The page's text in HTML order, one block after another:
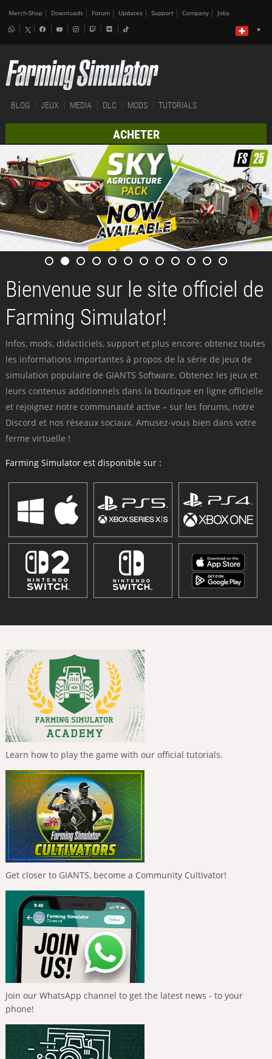
Merch-Shop Downloads Forum Updates Support Company Jobs
BLOG JEUX MEDIA DLC MODS TUTORIALS
ACHETER
Bienvenue sur le site officiel de
Farming Simulator!
Infos, mods, didacticiels, support et plus encore: obtenez toutes
les informations importantes à propos de la série de jeux de
simulation populaire de GIANTS Software. Obtenez les jeux et
leurs contenus additionnels dans la boutique en ligne officielle
et rejoignez notre communauté active – sur les forums, notre
Discord et nos réseaux sociaux. Amusez-vous bien dans votre
ferme virtuelle !
Farming Simulator est disponible sur :
Learn how to play the game with our official tutorials.
Get closer to GIANTS, become a Community Cultivator!
Join our WhatsApp channel to get the latest news - to your
phone!